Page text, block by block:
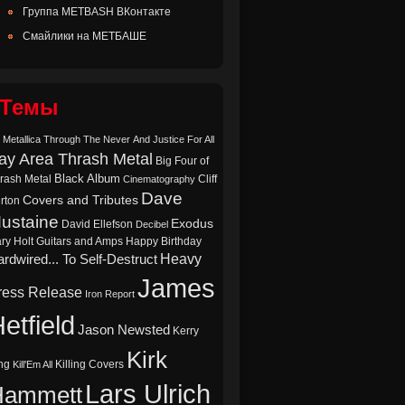
Группа METBASH ВКонтакте
Смайлики на МЕТБАШЕ
Темы
Metallica Through The Never And Justice For All
Area Thrash Metal Big Four of
Metal Black Album Cinematography Cliff
Covers and Tributes Dave
David Ellefson Decibel Exodus
Holt Guitars and Amps Happy Birthday
To Self-Destruct Heavy
Release Iron Report James
Jason Newsted Kerry
Kill'Em All Killing Covers Kirk
Lars Ulrich